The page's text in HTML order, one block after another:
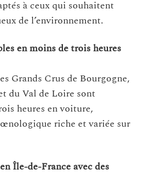
à ceux qui souhaitent
de l’environnement.
en moins de trois heures
Grands Crus de Bourgogne,
du Val de Loire sont
heures en voiture,
riche et variée sur
Île-de-France avec des